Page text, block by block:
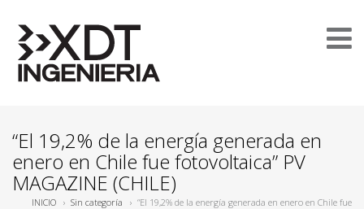
“El 19,2% de la energía generada en
enero en Chile fue fotovoltaica” PV
MAGAZINE (CHILE)
INICIO › Sin categoría › “El 19,2% de la energía generada en enero en Chile fue